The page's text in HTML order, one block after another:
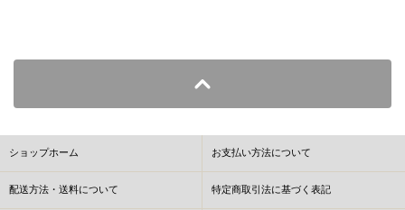
ショップホーム お支払い方法について
配送方法・送料について 特定商取引法に基づく表記